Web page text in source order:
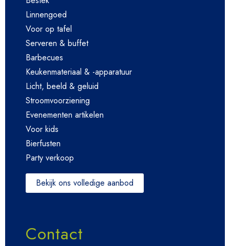
Linnengoed
Voor op tafel
Serveren & buffet
Barbecues
Keukenmateriaal & -apparatuur
Licht, beeld & geluid
Stroomvoorziening
Evenementen artikelen
Voor kids
Bierfusten
Party verkoop
Bekijk ons volledige aanbod
Contact